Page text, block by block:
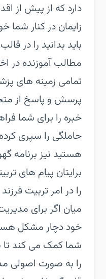
دارد که از پیش از
زایمان در کنار شما
باید بدانید را در
مطالب آموزنده در
تمامی زمینه های
پرسش و پاسخ از
خبره را برای شما
حاملگی را سپری
هستید نیز برنامه
برایتان پیام های
را در امر تربیت
میان اگر برای
خود دچار مشکل
شما کمک می کند تا
را به صورت اصولی